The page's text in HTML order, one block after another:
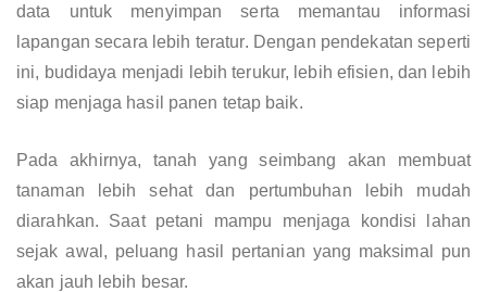
data untuk menyimpan serta memantau informasi
lapangan secara lebih teratur. Dengan pendekatan seperti
ini, budidaya menjadi lebih terukur, lebih efisien, dan lebih
siap menjaga hasil panen tetap baik.
Pada akhirnya, tanah yang seimbang akan membuat
tanaman lebih sehat dan pertumbuhan lebih mudah
diarahkan. Saat petani mampu menjaga kondisi lahan
sejak awal, peluang hasil pertanian yang maksimal pun
akan jauh lebih besar.